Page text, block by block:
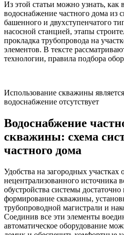
Из этой статьи можно узнать, как
водоснабжение частного дома из
башенного и двухступенчатого
насосной станцией, этапы
прокладка трубопровода на
элементов. В тексте
технологии, правила подбора
Использование скважины
водоснабжение отсутствует
Водоснабжение
скважины: схема
частного дома
Удобства на загородных участках
нецентрализованного источника
обустройства системы достаточно
формирование скважины,
трубопроводной магистрали и
Соединив все эти элементы
автоматическое оборудование